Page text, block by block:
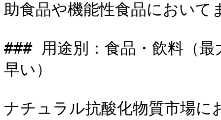
助食品や機能性食品におい
### 用途別：食品・飲料（
早い）
ナチュラル抗酸化物質市場